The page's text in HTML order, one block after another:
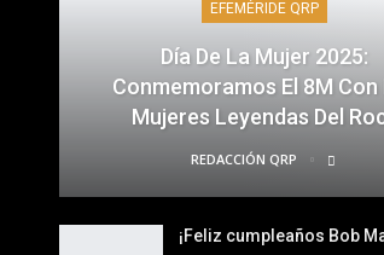
EFEMÉRIDE QRP
Día De La Mujer 2025:
Conmemoramos El 8M Con
Mujeres Leyendas Del
REDACCIÓN QRP
¡Feliz cumpleaños Bob